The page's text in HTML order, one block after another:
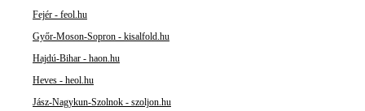
Fejér - feol.hu
Győr-Moson-Sopron - kisalfold.hu
Hajdú-Bihar - haon.hu
Heves - heol.hu
Jász-Nagykun-Szolnok - szoljon.hu